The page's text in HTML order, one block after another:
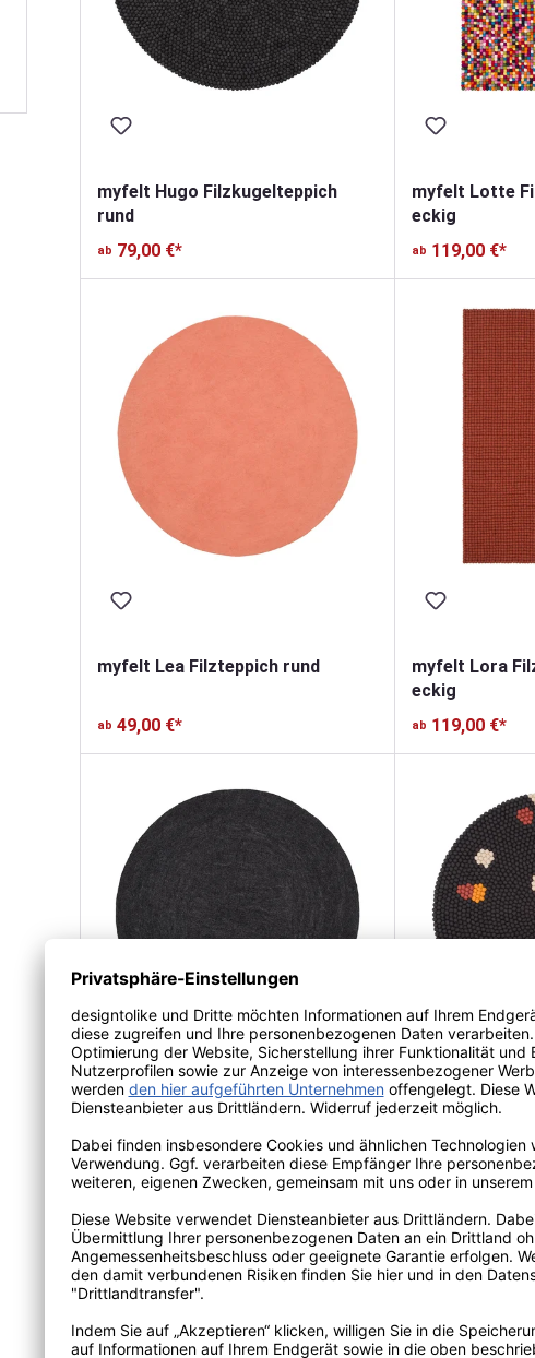
myfelt Hugo Filzkugelteppich
rund
ab 79,00 €*
myfelt Lotte
eckig
ab 119,00 €*
myfelt Lea Filzteppich rund
ab 49,00 €*
myfelt Lora
eckig
ab 119,00 €*
myfelt Hugo Filzteppich rund
myfelt Terra